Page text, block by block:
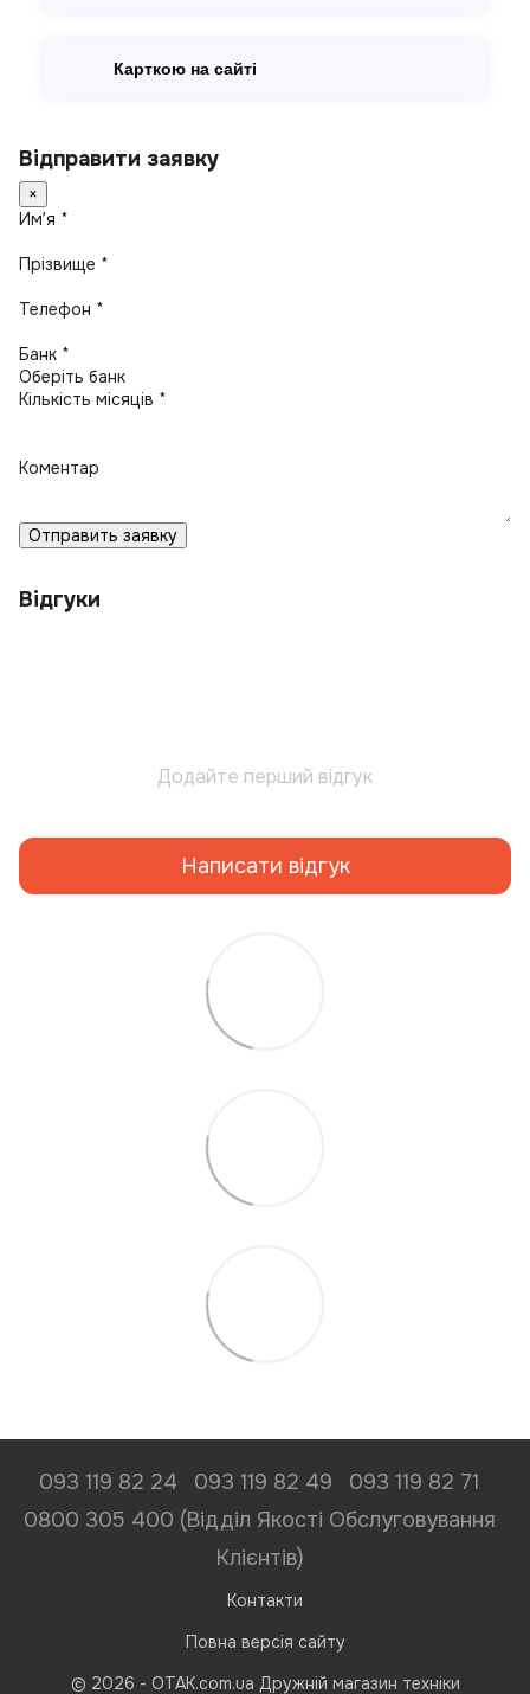
Карткою на сайті
Відправити заявку
×
Имʼя *
Прізвище *
Телефон *
Банк *
Кількість місяців *
Коментар
Отправить заявку
Відгуки
Додайте перший відгук
Написати відгук
093 119 82 24 093 119 82 49
093 119 82 71
0800 305 400 (Відділ Якості Обслуговування
Клієнтів)
Контакти
Повна версія сайту
© 2026 - ОТАК.com.ua Дружній магазин техніки